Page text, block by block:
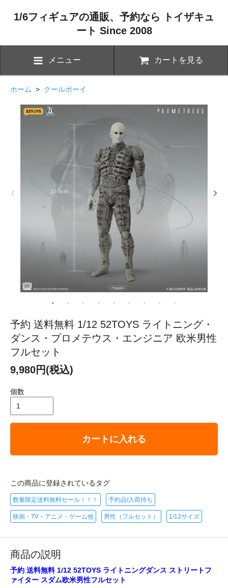
1/6フィギュアの通販、予約なら トイザキュ
ート Since 2008
メニュー カートを見る
ホーム > クールボーイ
予約 送料無料 1/12 52TOYS ライトニング・
ダンス・プロメテウス・エンジニア 欧米男性
フルセット
9,980円(税込)
個数
カートに入れる
この商品に登録されているタグ
数量限定送料無料セール！！！ 予約品/入荷待ち
映画・TV・アニメ・ゲーム他 男性（フルセット） 1/12サイズ
商品の説明
予約 送料無料 1/12 52TOYS ライトニングダンス ストリートフ
ァイター スダム欧米男性フルセット